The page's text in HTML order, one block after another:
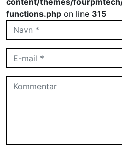
functions.php on line 315